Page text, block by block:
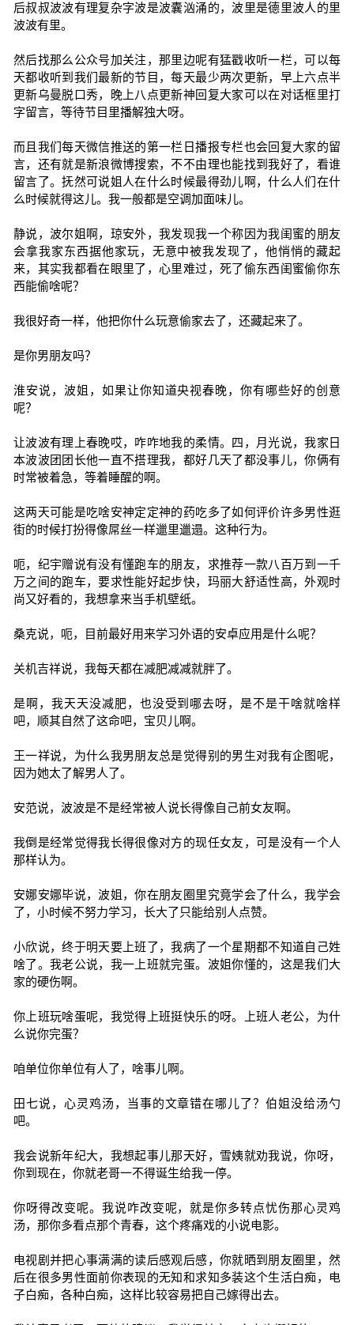
后叔叔波波有理复杂字波是波囊汹涌的，波里是德里波人的里
波波有里。
然后找那么公众号加关注，那里边呢有猛戳收听一栏，可以每
天都收听到我们最新的节目，每天最少两次更新，早上六点半
更新乌曼脱口秀，晚上八点更新神回复大家可以在对话框里打
字留言，等待节目里播解独大呀。
而且我们每天微信推送的第一栏日播报专栏也会回复大家的留
言，还有就是新浪微博搜索，不不由理也能找到我好了，看谁
留言了。抚然可说姐人在什么时候最得劲儿啊，什么人们在什
么时候就得这儿。我一般都是空调加面味儿。
静说，波尔姐啊，琼安外，我发现我一个称因为我闺蜜的朋友
会拿我家东西据他家玩，无意中被我发现了，他悄悄的藏起
来，其实我都看在眼里了，心里难过，死了偷东西闺蜜偷你东
西能偷啥呢？
我很好奇一样，他把你什么玩意偷家去了，还藏起来了。
是你男朋友吗？
淮安说，波姐，如果让你知道央视春晚，你有哪些好的创意
呢？
让波波有理上春晚哎，咋咋地我的柔情。四，月光说，我家日
本波波团团长他一直不搭理我，都好几天了都没事儿，你俩有
时常被着急，等着睡醒的啊。
这两天可能是吃啥安神定定神的药吃多了如何评价许多男性逛
街的时候打扮得像屌丝一样邋里邋遢。这种行为。
呃，纪宇赠说有没有懂跑车的朋友，求推荐一款八百万到一千
万之间的跑车，要求性能好起步快，玛丽大舒适性高，外观时
尚又好看的，我想拿来当手机壁纸。
桑克说，呃，目前最好用来学习外语的安卓应用是什么呢？
关机吉祥说，我每天都在减肥减减就胖了。
是啊，我天天没减肥，也没受到哪去呀，是不是干啥就啥样
吧，顺其自然了这命吧，宝贝儿啊。
王一祥说，为什么我男朋友总是觉得别的男生对我有企图呢，
因为她太了解男人了。
安范说，波波是不是经常被人说长得像自己前女友啊。
我倒是经常觉得我长得很像对方的现任女友，可是没有一个人
那样认为。
安娜安娜毕说，波姐，你在朋友圈里究竟学会了什么，我学会
了，小时候不努力学习，长大了只能给别人点赞。
小欣说，终于明天要上班了，我病了一个星期都不知道自己姓
啥了。我老公说，我一上班就完蛋。波姐你懂的，这是我们大
家的硬伤啊。
你上班玩啥蛋呢，我觉得上班挺快乐的呀。上班人老公，为什
么说你完蛋？
咱单位你单位有人了，啥事儿啊。
田七说，心灵鸡汤，当事的文章错在哪儿了？伯姐没给汤勺
吧。
我会说新年纪大，我想起事儿那天好，雪姨就劝我说，你呀，
你到现在，你就老哥一不得诞生给我一停。
你呀得改变呢。我说咋改变呢，就是你多转点忧伤那心灵鸡
汤，那你多看点那个青春，这个疼痛戏的小说电影。
电视剧并把心事满满的读后感观后感，你就晒到朋友圈里，然
后在很多男性面前你表现的无知和求知多装这个生活白痴，电
子白痴，各种白痴，这样比较容易把自己嫁得出去。